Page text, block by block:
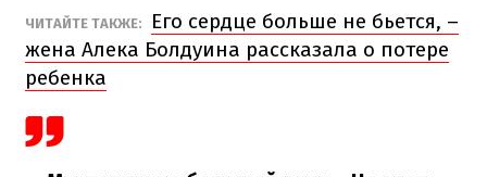
ЧИТАЙТЕ ТАКЖЕ:
Его сердце больше не бьется, –
жена Алека Болдуина рассказала о потере
ребенка